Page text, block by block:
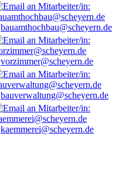
bauamthochbau@scheyern.de
vorzimmer@scheyern.de
bauverwaltung@scheyern.de
kaemmerei@scheyern.de